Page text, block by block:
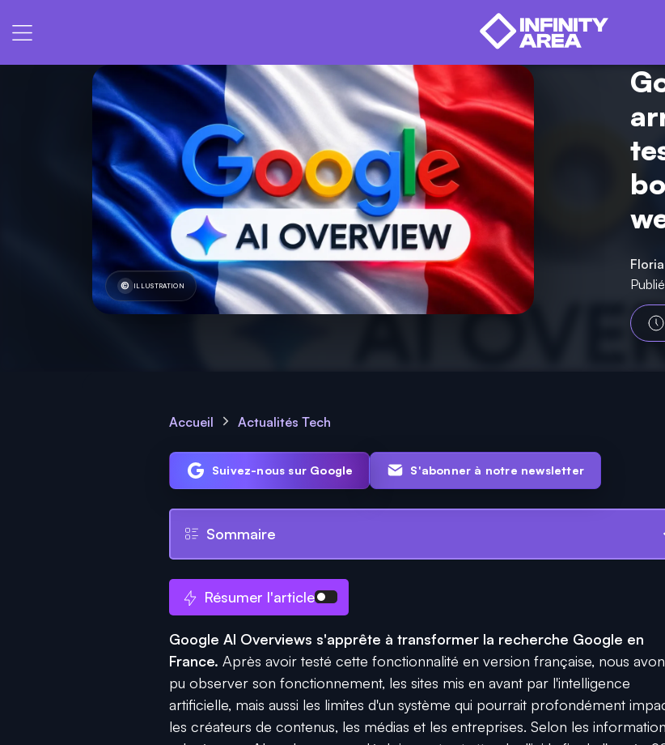
ILLUSTRATION
Accueil Actualités Tech
Suivez-nous sur Google S'abonner à notre newsletter
Sommaire
Résumer l'article
Google AI Overviews s'apprête à transformer la recherche Google en
France. Après avoir testé cette fonctionnalité en version française, nous
pu observer son fonctionnement, les sites mis en avant par l'intelligence
artificielle, mais aussi les limites d'un système qui pourrait profondément
les créateurs de contenus, les médias et les entreprises. Selon les